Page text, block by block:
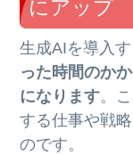
にアップ
生成AIを導入す
った時間のか
になります。
する仕事や戦
のです。